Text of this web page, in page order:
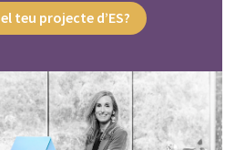
teu projecte d’ES?